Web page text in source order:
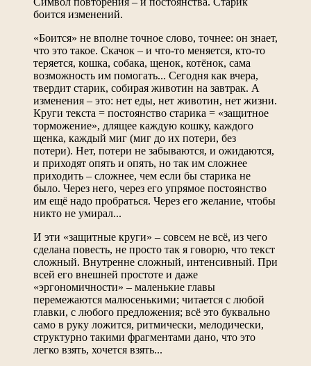
боится изменений.
«Боится» не вполне точное слово, точнее: он знает,
что это такое. Скачок – и что-то меняется, кто-то
теряется, кошка, собака, щенок, котёнок, сама
возможность им помогать... Сегодня как вчера,
твердит старик, собирая животин на завтрак. А
изменения – это: нет еды, нет животин, нет жизни.
Круги текста = постоянство старика = «защитное
торможение», длящее каждую кошку, каждого
щенка, каждый миг (миг до их потери, без
потери). Нет, потери не забываются, и ожидаются,
и приходят опять и опять, но так им сложнее
приходить – сложнее, чем если бы старика не
было. Через него, через его упрямое постоянство
им ещё надо пробраться. Через его желание, чтобы
никто не умирал...
И эти «защитные круги» – совсем не всё, из чего
сделана повесть, не просто так я говорю, что текст
сложный. Внутренне сложный, интенсивный. При
всей его внешней простоте и даже
«эргономичности» – маленькие главы
перемежаются малюсенькими; читается с любой
главки, с любого предложения; всё это буквально
само в руку ложится, ритмически, мелодически,
структурно такими фрагментами дано, что это
легко взять, хочется взять...